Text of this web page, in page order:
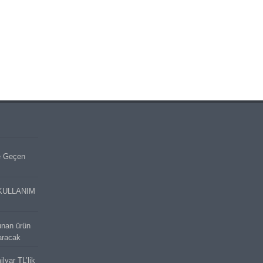
Geçen
ürün
TL’lik